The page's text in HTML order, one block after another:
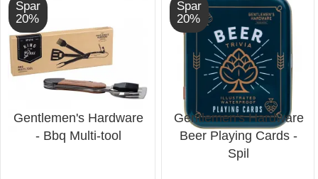
Spar
20%
Gentlemen's Hardware
- Bbq Multi-tool
Spar
20%
Gentlemen's Hardware
Beer Playing Cards -
Spil